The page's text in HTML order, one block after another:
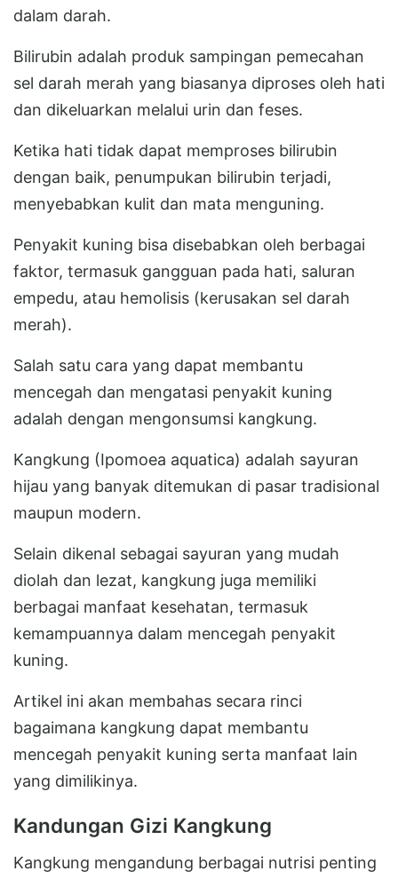
dalam darah.
Bilirubin adalah produk sampingan pemecahan
sel darah merah yang biasanya diproses oleh hati
dan dikeluarkan melalui urin dan feses.
Ketika hati tidak dapat memproses bilirubin
dengan baik, penumpukan bilirubin terjadi,
menyebabkan kulit dan mata menguning.
Penyakit kuning bisa disebabkan oleh berbagai
faktor, termasuk gangguan pada hati, saluran
empedu, atau hemolisis (kerusakan sel darah
merah).
Salah satu cara yang dapat membantu
mencegah dan mengatasi penyakit kuning
adalah dengan mengonsumsi kangkung.
Kangkung (Ipomoea aquatica) adalah sayuran
hijau yang banyak ditemukan di pasar tradisional
maupun modern.
Selain dikenal sebagai sayuran yang mudah
diolah dan lezat, kangkung juga memiliki
berbagai manfaat kesehatan, termasuk
kemampuannya dalam mencegah penyakit
kuning.
Artikel ini akan membahas secara rinci
bagaimana kangkung dapat membantu
mencegah penyakit kuning serta manfaat lain
yang dimilikinya.
Kandungan Gizi Kangkung
Kangkung mengandung berbagai nutrisi penting